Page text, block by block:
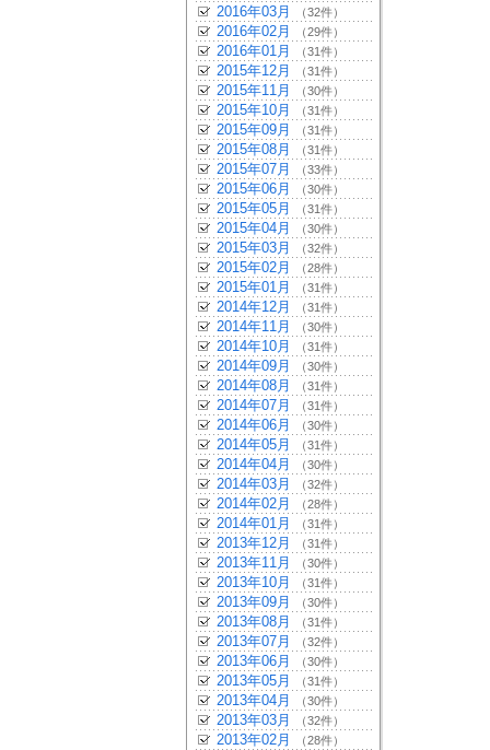
2016年03月 （32件）
2016年02月 （29件）
2016年01月 （31件）
2015年12月 （31件）
2015年11月 （30件）
2015年10月 （31件）
2015年09月 （31件）
2015年08月 （31件）
2015年07月 （33件）
2015年06月 （30件）
2015年05月 （31件）
2015年04月 （30件）
2015年03月 （32件）
2015年02月 （28件）
2015年01月 （31件）
2014年12月 （31件）
2014年11月 （30件）
2014年10月 （31件）
2014年09月 （30件）
2014年08月 （31件）
2014年07月 （31件）
2014年06月 （30件）
2014年05月 （31件）
2014年04月 （30件）
2014年03月 （32件）
2014年02月 （28件）
2014年01月 （31件）
2013年12月 （31件）
2013年11月 （30件）
2013年10月 （31件）
2013年09月 （30件）
2013年08月 （31件）
2013年07月 （32件）
2013年06月 （30件）
2013年05月 （31件）
2013年04月 （30件）
2013年03月 （32件）
2013年02月 （28件）